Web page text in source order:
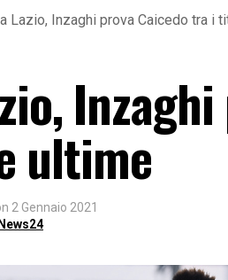
Lazio, Inzaghi prova Caicedo tra i
ultime
2 Gennaio 2021